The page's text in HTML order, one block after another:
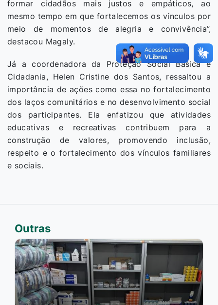
formar cidadãos mais justos e empáticos, ao
mesmo tempo em que fortalecemos os vínculos por
meio de momentos de alegria e convivência”,
destacou Magaly.
Já a coordenadora da Proteção Social Básica e
Cidadania, Helen Cristine dos Santos, ressaltou a
importância de ações como essa no fortalecimento
dos laços comunitários e no desenvolvimento social
dos participantes. Ela enfatizou que atividades
educativas e recreativas contribuem para a
construção de valores, promovendo inclusão,
respeito e o fortalecimento dos vínculos familiares
e sociais.
Outras